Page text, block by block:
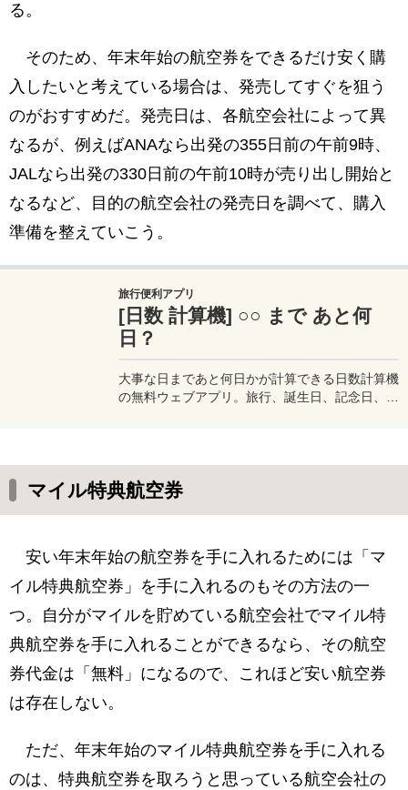
る。
そのため、年末年始の航空券をできるだけ安く購
入したいと考えている場合は、発売してすぐを狙う
のがおすすめだ。発売日は、各航空会社によって異
なるが、例えばANAなら出発の355日前の午前9時、
JALなら出発の330日前の午前10時が売り出し開始と
なるなど、目的の航空会社の発売日を調べて、購入
準備を整えていこう。
旅行便利アプリ
[日数 計算機] ○○ まで あと何
日？
大事な日まであと何日かが計算できる日数計算機
の無料ウェブアプリ。旅行、誕生日、記念日、乗
会社で「出発日の〇〇日前に発売開始 / 予約開
始」と決まっているけど、それは一体いつなのか
マイル特典航空券
安い年末年始の航空券を手に入れるためには「マ
イル特典航空券」を手に入れるのもその方法の一
つ。自分がマイルを貯めている航空会社でマイル特
典航空券を手に入れることができるなら、その航空
券代金は「無料」になるので、これほど安い航空券
は存在しない。
ただ、年末年始のマイル特典航空券を手に入れる
のは、特典航空券を取ろうと思っている航空会社の